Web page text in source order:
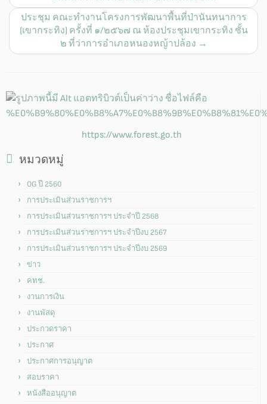
ประชุม คณะทำงานโครงการพัฒนาพื้นที่ป่านันทนาการ
(เขากระทิง) ครั้งที่ ๑/๒๕๖๗ ณ ห้องประชุมเขากระทิง ชั้น
๒ ที่ว่าการอำเภอหนองหญ้าปล้อง →
https://www.forest.go.th
หมวดหมู่
OG ปี 2560
การประเมินส่วนราชการฯ
การประเมินส่วนราชการฯ ประจำปี 2568
การประเมินส่วนราชการฯ ประจำปีงบ 2567
การประเมินส่วนราชการฯ ประจำปีงบ 2569
ข่าว
คทช.
งานการเงิน
งานพัสดุ
ประกวดราคา
ประกาศ
ประกาศการอนุญาต
สอบราคา
หนังสืออนุญาต